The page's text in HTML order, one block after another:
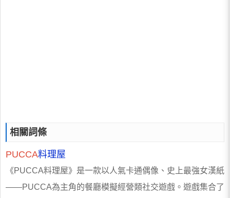
相關詞條
PUCCA料理屋
《PUCCA料理屋》是一款以人氣卡通偶像、史上最強女漢紙
——PUCCA為主角的餐廳模擬經營類社交遊戲。遊戲集合了